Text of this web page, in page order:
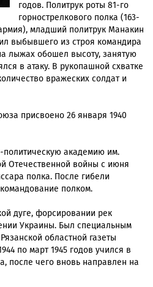
годов. Политрук роты 81-го
горнострелкового полка (163-
младший политрук Манакин
выбывшего из строя командира
лыжах обошел высоту, занятую
в атаку. В рукопашной схватке
вражеских солдат и
присвоено 26 января 1940
политическую академию им.
Отечественной войны с июня
полка. После гибели
полком.
дуге, форсировании рек
Украины. Был специальным
областной газеты
по март 1945 годов учился в
после чего вновь направлен на